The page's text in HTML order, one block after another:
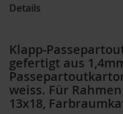
Details
Klapp-
gefertigt aus
weiss. Für
13x18,